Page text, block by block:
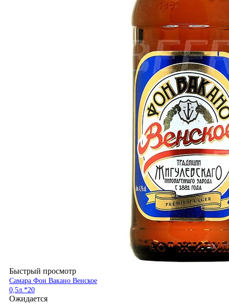
Быстрый просмотр
Самара Фон Вакано Венское
0,5л.*20
Ожидается